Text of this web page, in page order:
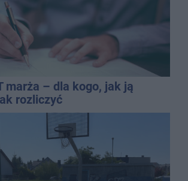
marża – dla kogo, jak ją
rozliczyć